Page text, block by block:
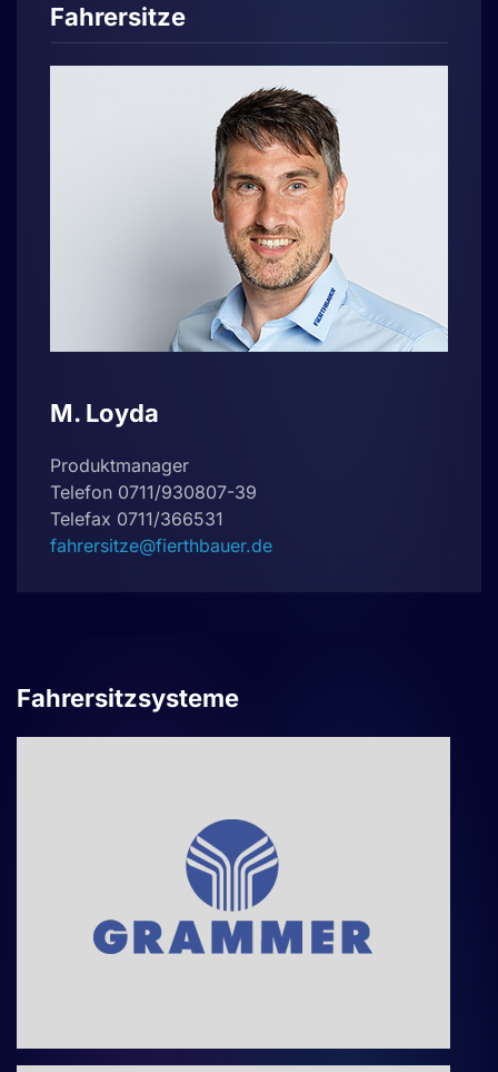
Fahrersitze
M. Loyda
Produktmanager
Telefon 0711/930807-39
Telefax 0711/366531
fahrersitze@fierthbauer.de
Fahrersitzsysteme